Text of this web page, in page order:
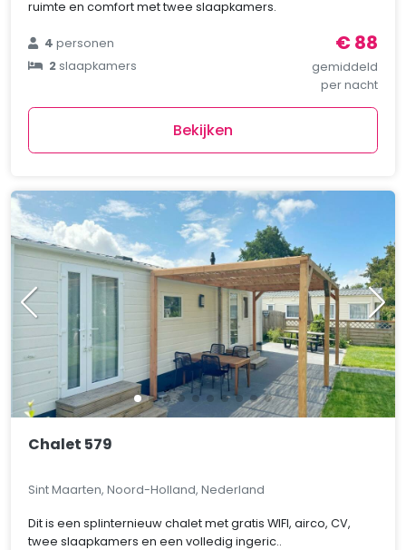
ruimte en comfort met twee slaapkamers.
4personen
2slaapkamers
€ 88
gemiddeld
per nacht
Bekijken
Chalet 579
Sint Maarten, Noord-Holland, Nederland
Dit is een splinternieuw chalet met gratis WIFI, airco, CV,
twee slaapkamers en een volledig ingeric..